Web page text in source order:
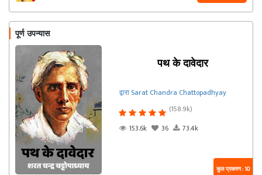
Chattopadhyay
पूर्ण उपन्यास
पथ के दावेदार
द्वारा Sarat Chandra Chattopadhyay
(158.9k)
153.6k
36 73.4k
कुल प्रकरण : 10